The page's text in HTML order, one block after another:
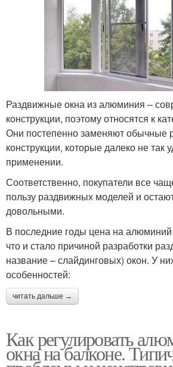
Раздвижные окна из алюминия –
конструкции, поэтому относятся к
Они постепенно заменяют обычные
конструкции, которые далеко не так
применении.
Соответственно, покупатели все
пользу раздвижных моделей и
довольными.
В последние годы цена на алюминий
что и стало причиной разработки
название – слайдинговых) окон. У
особенностей:
читать дальше →
Как регулировать
окна на балконе.